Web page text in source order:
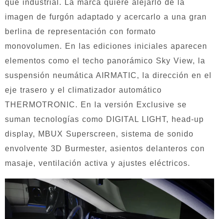
que industrial. La marca quiere alejarlo de la
imagen de furgón adaptado y acercarlo a una gran
berlina de representación con formato
monovolumen. En las ediciones iniciales aparecen
elementos como el techo panorámico Sky View, la
suspensión neumática AIRMATIC, la dirección en el
eje trasero y el climatizador automático
THERMOTRONIC. En la versión Exclusive se
suman tecnologías como DIGITAL LIGHT, head-up
display, MBUX Superscreen, sistema de sonido
envolvente 3D Burmester, asientos delanteros con
masaje, ventilación activa y ajustes eléctricos.